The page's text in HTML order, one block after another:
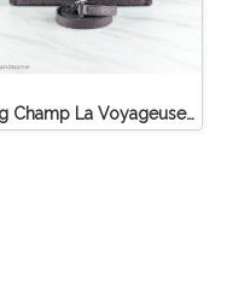
Long Champ La Voyageuse Bag Leather